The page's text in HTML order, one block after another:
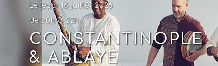
Le jeudi 16 juillet 2026
de 20h à 22h
CONSTANTINOPLE
& ABLAYE